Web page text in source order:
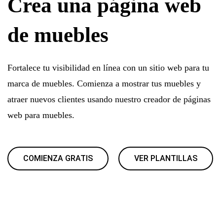
Crea una página web
de muebles
Fortalece tu visibilidad en línea con un sitio web para tu
marca de muebles. Comienza a mostrar tus muebles y
atraer nuevos clientes usando nuestro creador de páginas
web para muebles.
COMIENZA GRATIS VER PLANTILLAS